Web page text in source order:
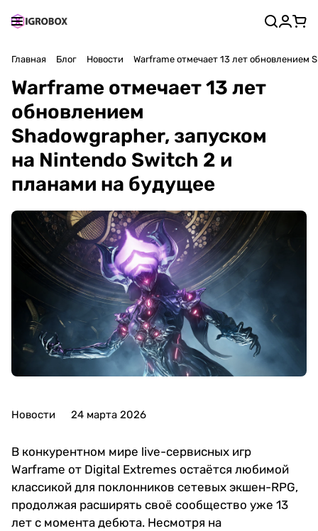
Главная Блог Новости Warframe отмечает 13 лет обновлением
Warframe отмечает 13 лет
обновлением
Shadowgrapher, запуском
на Nintendo Switch 2 и
планами на будущее
Новости 24 марта 2026
В конкурентном мире live-сервисных игр
Warframe от Digital Extremes остаётся любимой
классикой для поклонников сетевых экшен-RPG,
продолжая расширять своё сообщество уже 13
лет с момента дебюта. Несмотря на